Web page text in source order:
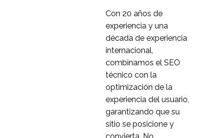
Con 20 años de
experiencia y una
década de experiencia
internacional,
combinamos el SEO
técnico con la
optimización de la
experiencia del usuario,
garantizando que su
sitio se posicione y